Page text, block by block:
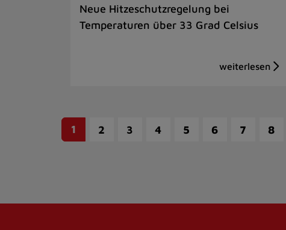
Neue Hitzeschutzregelung bei
Temperaturen über 33 Grad Celsius
1 2 3 4 5 6 7 8